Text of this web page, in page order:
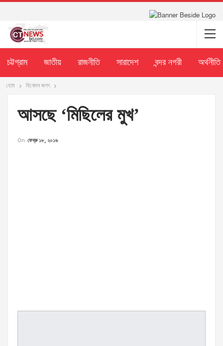
চট্টগ্রাম জাতীয় রাজনীতি সারাদেশ বন্দর নগরী অর্থনীতি
হোম বিনোদন জগৎ
আসছে ‘মিছিলের মুখ’
On ফেব্রু ১৮, ২০১৬